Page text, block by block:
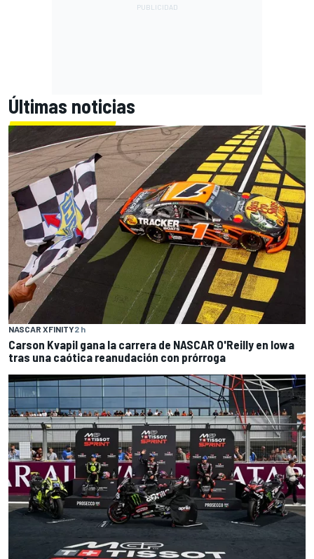
Últimas noticias
NASCAR XFINITY2 h
Carson Kvapil gana la carrera de NASCAR O'Reilly en Iowa
tras una caótica reanudación con prórroga